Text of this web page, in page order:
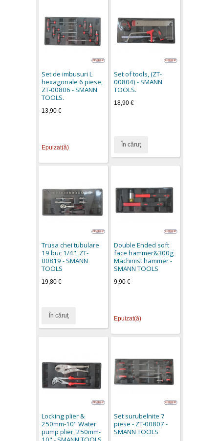
Set de imbusuri L
hexagonale 6 piese,
ZT-00806 - SMANN
TOOLS.
13,90 €
Epuizat(ă)
Set of tools, (ZT-
00804) - SMANN
TOOLS.
18,90 €
În căruţ
Trusa chei tubulare
19 buc 1/4", ZT-
00819 - SMANN
TOOLS
19,80 €
În căruţ
Double Ended soft
face hammer&300g
Machinist hammer -
SMANN TOOLS
9,90 €
Epuizat(ă)
Locking plier &
250mm-10" Water
pump plier, 250mm-
Set surubelnite 7
piese - ZT-00807 -
SMANN TOOLS